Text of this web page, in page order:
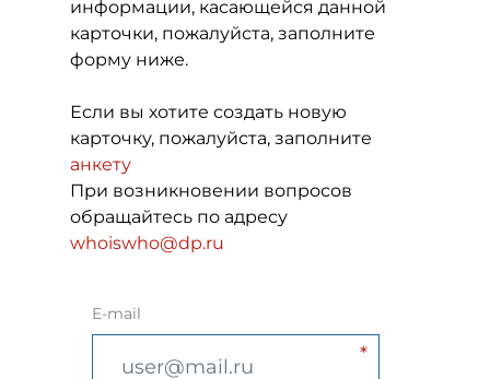
информации, касающейся данной
карточки, пожалуйста, заполните
форму ниже.
Если вы хотите создать новую
карточку, пожалуйста, заполните
анкету
При возникновении вопросов
обращайтесь по адресу
whoiswho@dp.ru
E-mail